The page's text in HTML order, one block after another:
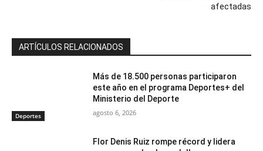
afectadas
ARTÍCULOS RELACIONADOS
Deportes
Más de 18.500 personas participaron
este año en el programa Deportes+ del
Ministerio del Deporte
agosto 6, 2026
Flor Denis Ruiz rompe récord y lidera